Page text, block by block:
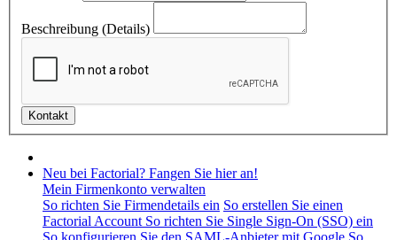
Beschreibung (Details)
Neu bei Factorial? Fangen Sie hier an!
Mein Firmenkonto verwalten
So richten Sie Firmendetails ein So erstellen Sie einen
Factorial Account So richten Sie Single Sign-On (SSO) ein
So konfigurieren Sie den SAML-Anbieter mit Google So